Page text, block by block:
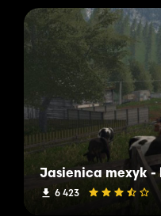
Jasienica mexyk -
6 423